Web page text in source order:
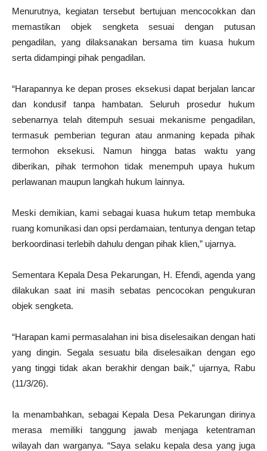
Menurutnya, kegiatan tersebut bertujuan mencocokkan dan
memastikan objek sengketa sesuai dengan putusan
pengadilan, yang dilaksanakan bersama tim kuasa hukum
serta didampingi pihak pengadilan.
“Harapannya ke depan proses eksekusi dapat berjalan lancar
dan kondusif tanpa hambatan. Seluruh prosedur hukum
sebenarnya telah ditempuh sesuai mekanisme pengadilan,
termasuk pemberian teguran atau anmaning kepada pihak
termohon eksekusi. Namun hingga batas waktu yang
diberikan, pihak termohon tidak menempuh upaya hukum
perlawanan maupun langkah hukum lainnya.
Meski demikian, kami sebagai kuasa hukum tetap membuka
ruang komunikasi dan opsi perdamaian, tentunya dengan tetap
berkoordinasi terlebih dahulu dengan pihak klien,” ujarnya.
Sementara Kepala Desa Pekarungan, H. Efendi, agenda yang
dilakukan saat ini masih sebatas pencocokan pengukuran
objek sengketa.
“Harapan kami permasalahan ini bisa diselesaikan dengan hati
yang dingin. Segala sesuatu bila diselesaikan dengan ego
yang tinggi tidak akan berakhir dengan baik,” ujarnya, Rabu
(11/3/26).
Ia menambahkan, sebagai Kepala Desa Pekarungan dirinya
merasa memiliki tanggung jawab menjaga ketentraman
wilayah dan warganya. “Saya selaku kepala desa yang juga